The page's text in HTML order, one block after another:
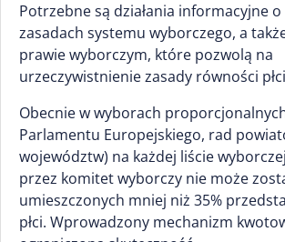
Potrzebne są działania informacyjne
zasadach systemu wyborczego, a
prawie wyborczym, które pozwolą na
urzeczywistnienie zasady równości
Obecnie w wyborach
Parlamentu Europejskiego, rad
województw) na każdej liście
przez komitet wyborczy nie może
umieszczonych mniej niż 35%
płci. Wprowadzony mechanizm